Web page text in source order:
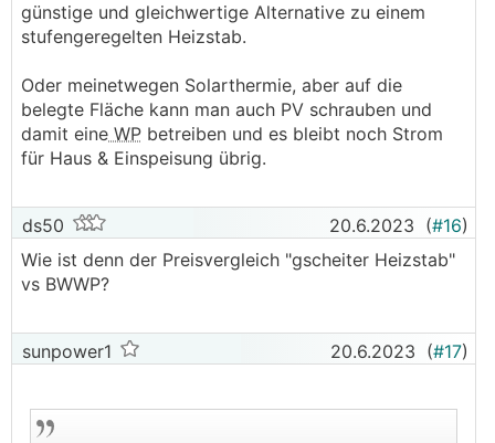
günstige und gleichwertige Alternative zu einem
stufengeregelten Heizstab.
Oder meinetwegen Solarthermie, aber auf die
belegte Fläche kann man auch PV schrauben und
damit eine WP betreiben und es bleibt noch Strom
für Haus & Einspeisung übrig.
ds50 20.6.2023 (#16)
Wie ist denn der Preisvergleich "gscheiter Heizstab"
vs BWWP?
sunpower1 20.6.2023 (#17)